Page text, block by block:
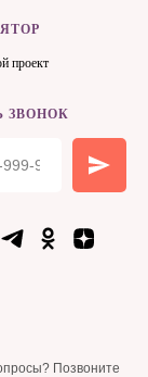
проект
ЗВОНОК
Позвоните